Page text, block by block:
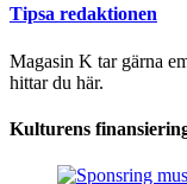
Tipsa redaktionen
Magasin K tar gärna
hittar du här.
Kulturens